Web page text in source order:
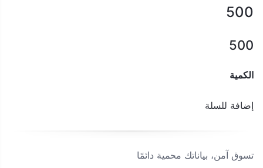
500
500
الكمية
إضافة للسلة
تسوق آمن، بياناتك محمية دائمًا